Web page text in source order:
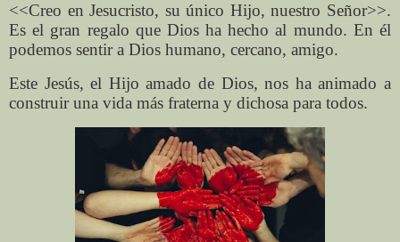
<<Creo en Jesucristo, su único Hijo, nuestro Señor>>.
Es el gran regalo que Dios ha hecho al mundo. En él
podemos sentir a Dios humano, cercano, amigo.
Este Jesús, el Hijo amado de Dios, nos ha animado a
construir una vida más fraterna y dichosa para todos.